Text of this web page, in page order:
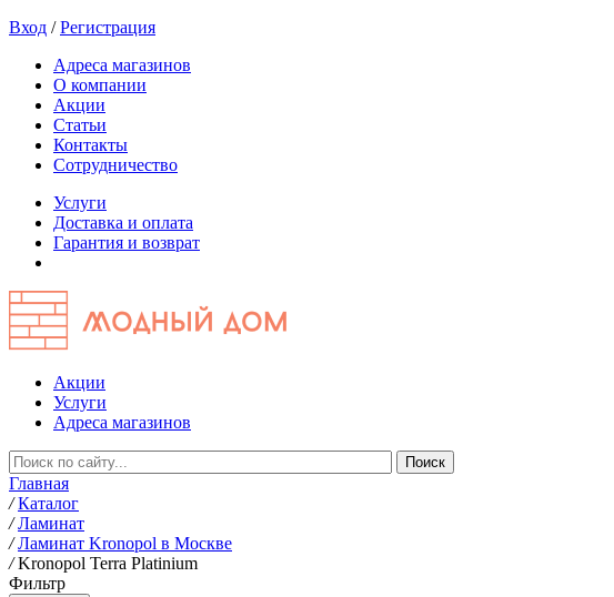
Вход /Регистрация
Адреса магазинов
О компании
Акции
Статьи
Контакты
Сотрудничество
Услуги
Доставка и оплата
Гарантия и возврат
Акции
Услуги
Адреса магазинов
Главная
/ Каталог
/ Ламинат
/ Ламинат Kronopol в Москве
/ Kronopol Terra Platinium
Фильтр